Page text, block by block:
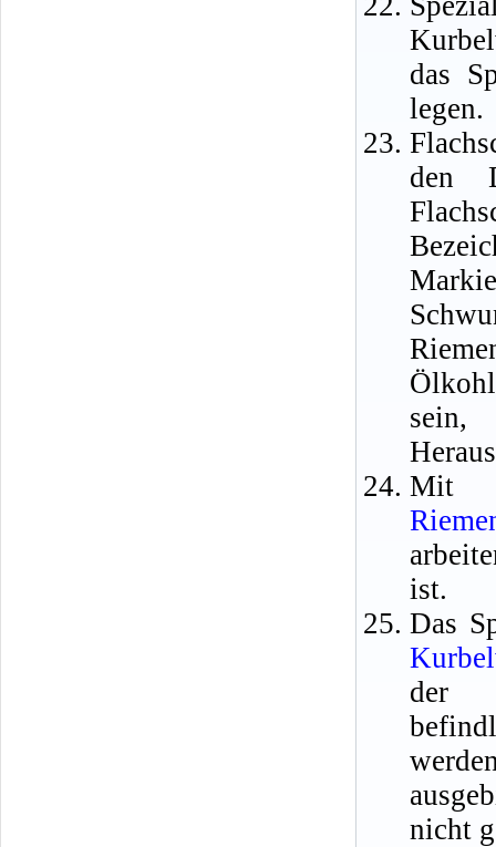
das
legen.
den
Mit
ist.
Das
der
nicht